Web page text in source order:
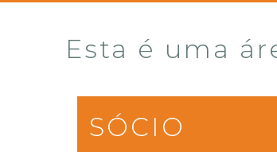
Esta é uma
SÓCIO